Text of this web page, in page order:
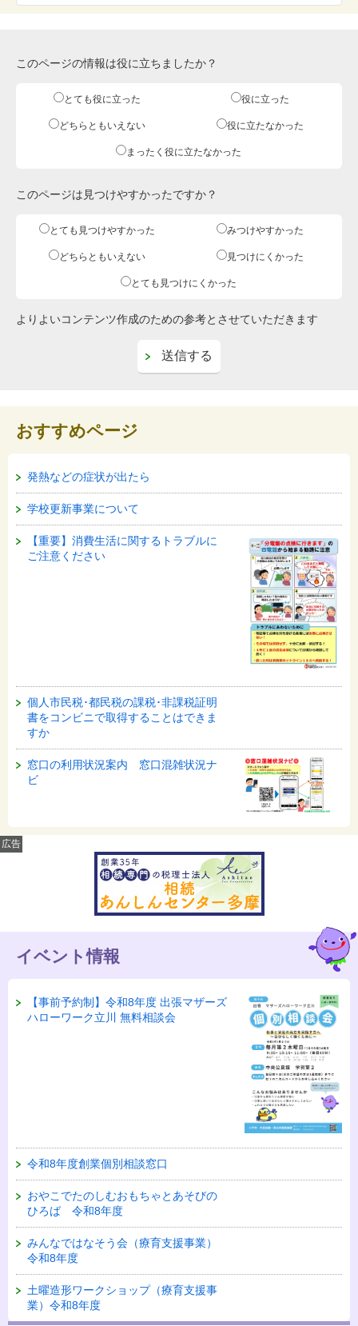
このページの情報は役に立ちましたか？
とても役に立った 役に立った
どちらともいえない 役に立たなかった
まったく役に立たなかった
このページは見つけやすかったですか？
とても見つけやすかった みつけやすかった
どちらともいえない 見つけにくかった
とても見つけにくかった
よりよいコンテンツ作成のための参考とさせていただきます
おすすめページ
発熱などの症状が出たら
学校更新事業について
【重要】消費生活に関するトラブルに
ご注意ください
個人市民税･都民税の課税･非課税証明
書をコンビニで取得することはできま
すか
窓口の利用状況案内 窓口混雑状況ナ
ビ
広告
イベント情報
【事前予約制】令和8年度 出張マザーズ
ハローワーク立川 無料相談会
令和8年度創業個別相談窓口
おやこでたのしむおもちゃとあそびの
ひろば 令和8年度
みんなではなそう会（療育支援事業）
令和8年度
土曜造形ワークショップ（療育支援事
業）令和8年度